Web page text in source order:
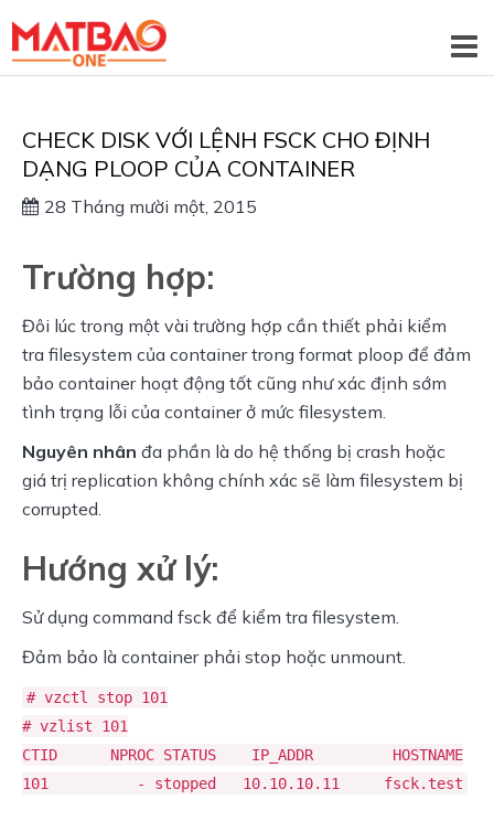
CHECK DISK VỚI LỆNH FSCK CHO ĐỊNH
DẠNG PLOOP CỦA CONTAINER
28 Tháng mười một, 2015
Trường hợp:
Đôi lúc trong một vài trường hợp cần thiết phải kiểm
tra filesystem của container trong format ploop để đảm
bảo container hoạt động tốt cũng như xác định sớm
tình trạng lỗi của container ở mức filesystem.
Nguyên nhân đa phần là do hệ thống bị crash hoặc
giá trị replication không chính xác sẽ làm filesystem bị
corrupted.
Hướng xử lý:
Sử dụng command fsck để kiểm tra filesystem.
Đảm bảo là container phải stop hoặc unmount.
# vzctl stop 101
# vzlist 101
CTID NPROC STATUS IP_ADDR HOSTNAME
101 - stopped 10.10.10.11 fsck.test